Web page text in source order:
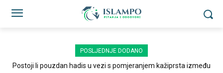
POSLJEDNJE DODANO
Postoji li pouzdan hadis u vezi s pomjeranjem kažiprsta između